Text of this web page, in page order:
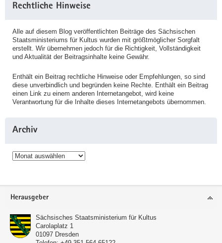
Rechtliche Hinweise
Alle auf diesem Blog veröffentlichten Beiträge des Sächsischen
Staatsministeriums für Kultus wurden mit größtmöglicher Sorgfalt
erstellt. Wir übernehmen jedoch für die Richtigkeit, Vollständigkeit
und Aktualität der Beitragsinhalte keine Gewähr.
Enthält ein Beitrag rechtliche Hinweise oder Empfehlungen, so sind
diese unverbindlich und begründen keine Rechte. Enthält ein Beitrag
einen Link zu einem anderen Internetangebot, wird keine
Verantwortung für die Inhalte dieses Internetangebots übernommen.
Archiv
Archiv
Service
Herausgeber
Sächsisches Staatsministerium für Kultus
Carolaplatz 1
01097 Dresden